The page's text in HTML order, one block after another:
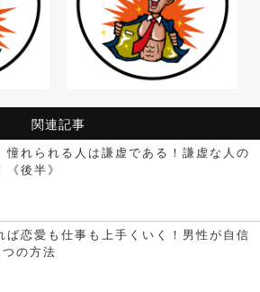
関連記事
憧れられる人は謙虚である！謙虚な人の
後半》
ば恋愛も仕事も上手くいく！男性が自信
の方法